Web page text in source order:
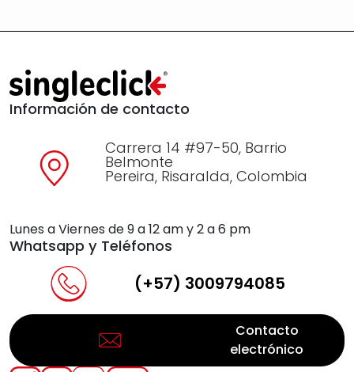
Información de contacto
Carrera 14 #97-50, Barrio
Belmonte
Pereira, Risaralda, Colombia
Lunes a Viernes de 9 a 12 am y 2 a 6 pm
Whatsapp y Teléfonos
(+57) 3009794085
Contacto
electrónico